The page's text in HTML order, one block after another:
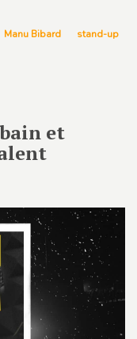
Manu Bibard stand-up
et